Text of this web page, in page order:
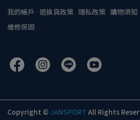
我的帳戶 退換貨政策 隱私政策 購物須知
維修保固
Copyright © JANSPORT All Rights